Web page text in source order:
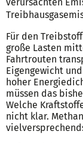
verursachten
Für den
große Lasten
Fahrtrouten
Eigengewicht
hoher
müssen das
Welche
nicht klar.